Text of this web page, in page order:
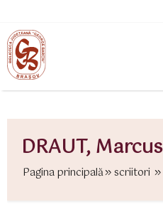
DRAUT, Marcus
Pagina principală scriitori